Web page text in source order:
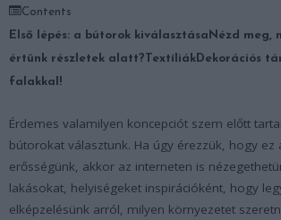
Contents
Első lépés: a bútorok kiválasztása Nézd meg,
értünk részletek alatt?Textíliák Dekorációs
falakkal!
Érdemes valamilyen koncepciót szem előtt
bútorokat választunk. Ha úgy érezzük, hogy ez
erősségünk, akkor az interneten is
lakásokat, helyiségeket inspirációként, hogy
elképzelésünk arról, milyen környezetet